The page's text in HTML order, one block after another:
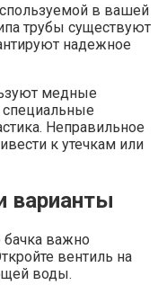
в вашей
трубы существуют
надежное
медные
Неправильное
к утечкам или
варианты
бачка важно
вентиль на
воды.